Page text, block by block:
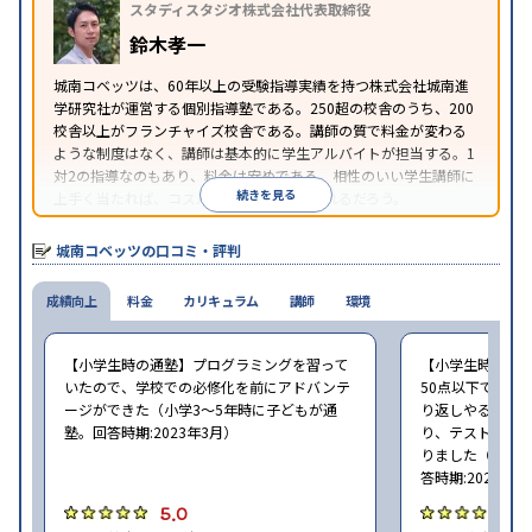
講可能季節講習のみの受講可
※2023年3月調査。小学校高学年の個別指導塾アンケート調査方法
スタディスタジオ株式会社代表取締役
鈴木孝一
城南コベッツは、60年以上の受験指導実績を持つ株式会社城南進
学研究社が運営する個別指導塾である。250超の校舎のうち、200
校舎以上がフランチャイズ校舎である。講師の質で料金が変わる
ような制度はなく、講師は基本的に学生アルバイトが担当する。1
対2の指導なのもあり、料金は安めである。相性のいい学生講師に
上手く当たれば、コスパよく成績を上げられるだろう。
続きを見る
城南コベッツの口コミ・評判
成績向上
【小学生時の通塾】プログラミングを習って
いたので、学校での必修化を前にアドバンテ
ージができた（小学3〜5年時に子どもが通
塾。回答時期:2023年3月）
5.0
【小学生時の通
50点以下でした
り返しやること
り、テストの点
りました（小学
答時期:2023年3
料金 カリキュラム 講師 環境